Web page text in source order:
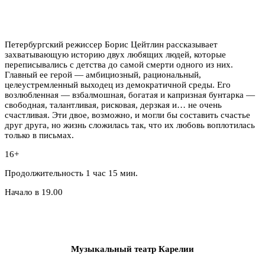
Петербургский режиссер Борис Цейтлин рассказывает
захватывающую историю двух любящих людей, которые
переписывались с детства до самой смерти одного из них.
Главный ее герой — амбициозный, рациональный,
целеустремленный выходец из демократичной среды. Его
возлюбленная — взбалмошная, богатая и капризная бунтарка —
свободная, талантливая, рисковая, дерзкая и… не очень
счастливая. Эти двое, возможно, и могли бы составить счастье
друг друга, но жизнь сложилась так, что их любовь воплотилась
только в письмах.
16+
Продолжительность 1 час 15 мин.
Начало в 19.00
Музыкальный театр Карелии